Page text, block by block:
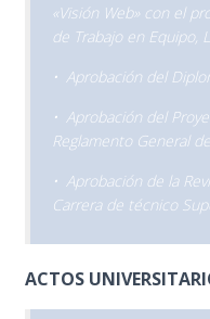
«Visión Web» con el
de Trabajo en Equipo,
• Aprobación del
• Aprobación del
Reglamento General
• Aprobación de la
Carrera de técnico
ACTOS